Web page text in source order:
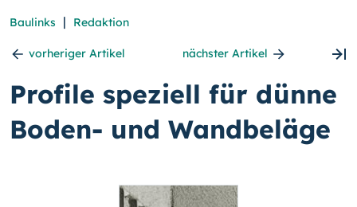
Baulinks | Redaktion
vorheriger Artikel nächster Artikel
Profile speziell für dünne
Boden- und Wandbeläge